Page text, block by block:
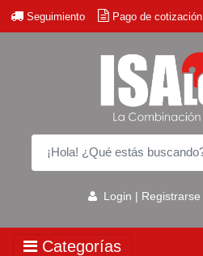
Seguimiento Pago de cotización
Login | Registrarse
Categorías